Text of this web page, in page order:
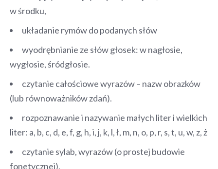
w środku,
układanie rymów do podanych słów
wyodrębnianie ze słów głosek: w nagłosie,
wygłosie, śródgłosie.
czytanie całościowe wyrazów – nazw obrazków
(lub równoważników zdań).
rozpoznawanie i nazywanie małych liter i wielkich
liter: a, b, c, d, e, f, g, h, i, j, k, l, ł, m, n, o, p, r, s, t, u, w, z, ż
czytanie sylab, wyrazów (o prostej budowie
fonetycznej).